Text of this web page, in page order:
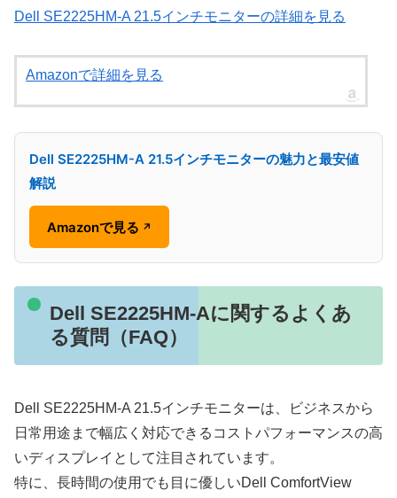
Dell SE2225HM-A 21.5インチモニターの詳細を見る
Amazonで詳細を見る
Dell SE2225HM-A 21.5インチモニターの魅力と最安値
解説
Amazonで見る ↗
Dell SE2225HM-Aに関するよくあ
る質問（FAQ）
Dell SE2225HM-A 21.5インチモニターは、ビジネスから
日常用途まで幅広く対応できるコストパフォーマンスの高
いディスプレイとして注目されています。
特に、長時間の使用でも目に優しいDell ComfortView